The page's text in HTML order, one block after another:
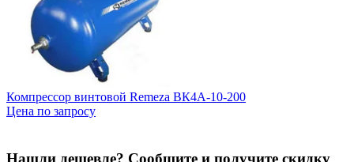
Компрессор винтовой Remeza ВК4А-10-200
Цена по запросу